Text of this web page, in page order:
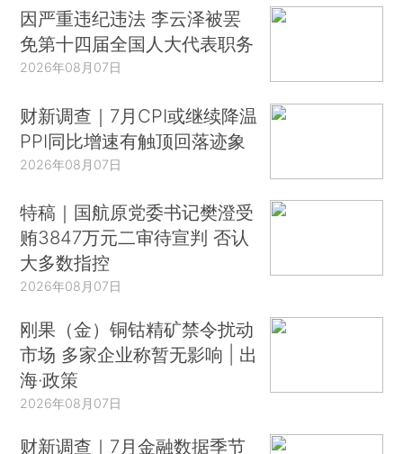
因严重违纪违法 李云泽被罢
免第十四届全国人大代表职务
2026年08月07日
财新调查｜7月CPI或继续降温
PPI同比增速有触顶回落迹象
2026年08月07日
特稿｜国航原党委书记樊澄受
贿3847万元二审待宣判 否认
大多数指控
2026年08月07日
刚果（金）铜钴精矿禁令扰动
市场 多家企业称暂无影响 | 出
海·政策
2026年08月07日
财新调查｜7月金融数据季节